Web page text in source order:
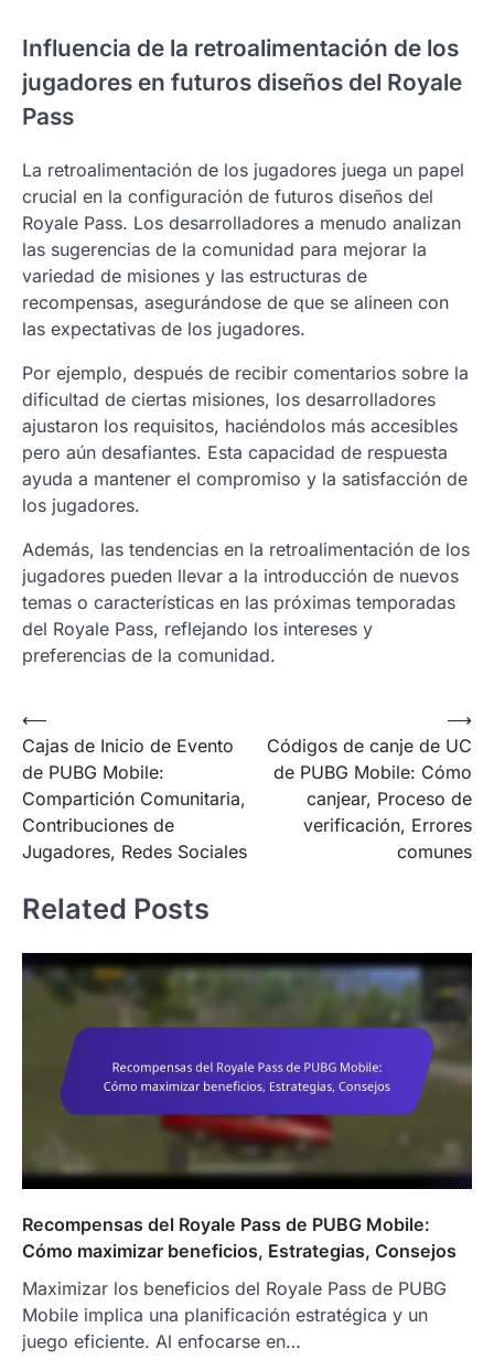
Influencia de la retroalimentación de los
jugadores en futuros diseños del Royale
Pass
La retroalimentación de los jugadores juega un papel
crucial en la configuración de futuros diseños del
Royale Pass. Los desarrolladores a menudo analizan
las sugerencias de la comunidad para mejorar la
variedad de misiones y las estructuras de
recompensas, asegurándose de que se alineen con
las expectativas de los jugadores.
Por ejemplo, después de recibir comentarios sobre la
dificultad de ciertas misiones, los desarrolladores
ajustaron los requisitos, haciéndolos más accesibles
pero aún desafiantes. Esta capacidad de respuesta
ayuda a mantener el compromiso y la satisfacción de
los jugadores.
Además, las tendencias en la retroalimentación de los
jugadores pueden llevar a la introducción de nuevos
temas o características en las próximas temporadas
del Royale Pass, reflejando los intereses y
preferencias de la comunidad.
Post
navigation
⟵
Cajas de Inicio de Evento
de PUBG Mobile:
Compartición Comunitaria,
Contribuciones de
Jugadores, Redes Sociales
Códigos de canje de UC
de PUBG Mobile: Cómo
canjear, Proceso de
verificación, Errores
comunes
⟶
Related Posts
Recompensas del Royale Pass de PUBG Mobile:
Cómo maximizar beneficios, Estrategias, Consejos
Maximizar los beneficios del Royale Pass de PUBG
Mobile implica una planificación estratégica y un
juego eficiente. Al enfocarse en…